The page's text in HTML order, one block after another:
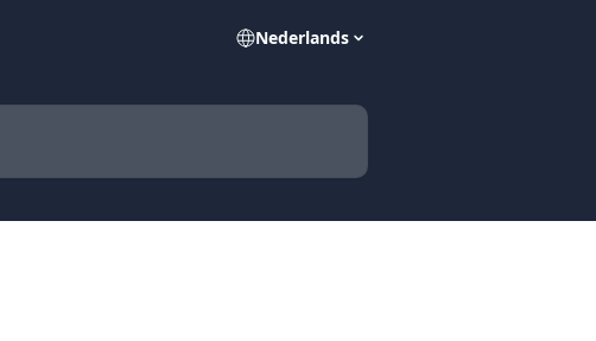
Nederlands